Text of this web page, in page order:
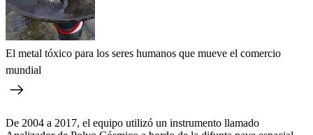
El metal tóxico para los seres humanos que mueve el comercio
mundial
De 2004 a 2017, el equipo utilizó un instrumento llamado